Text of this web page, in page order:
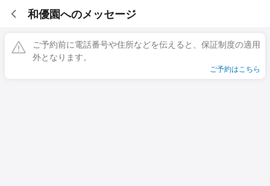
和優園へのメッセージ
ご予約前に電話番号や住所などを伝えると、保証制度の適用
外となります。
ご予約はこちら